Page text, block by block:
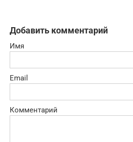
Добавить комментарий
Имя
Email
Комментарий